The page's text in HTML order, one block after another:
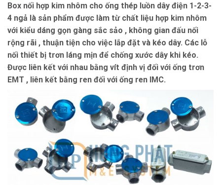
Box nối hợp kim nhôm cho ống thép luồn dây điện 1-2-3-
4 ngả là sản phẩm được làm từ chất liệu hợp kim nhôm
với kiểu dáng gọn gàng sắc sảo , không gian đấu nối
rộng rãi , thuận tiện cho việc lắp đặt và kéo dây. Các lỗ
nối thiết bị trơn láng mịn để chống xước dây khi kéo.
Được liên kết với nhau bằng vít định vị đối với ống trơn
EMT , liên kết bằng ren đối với ống ren IMC.